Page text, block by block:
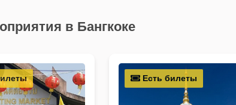
в Бангкоке
Есть билеты